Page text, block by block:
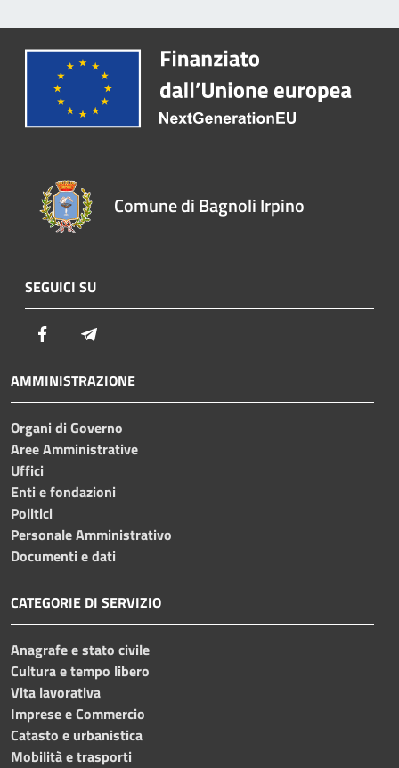
Comune di Bagnoli Irpino
SEGUICI SU
Facebook
AMMINISTRAZIONE
Organi di Governo
Aree Amministrative
Uffici
Enti e fondazioni
Politici
Personale Amministrativo
Documenti e dati
CATEGORIE DI SERVIZIO
Anagrafe e stato civile
Cultura e tempo libero
Vita lavorativa
Imprese e Commercio
Catasto e urbanistica
Mobilità e trasporti